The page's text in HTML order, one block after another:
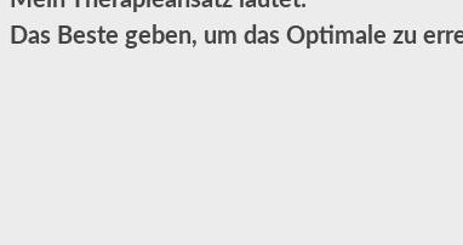
Das Beste geben, um das Optimale zu